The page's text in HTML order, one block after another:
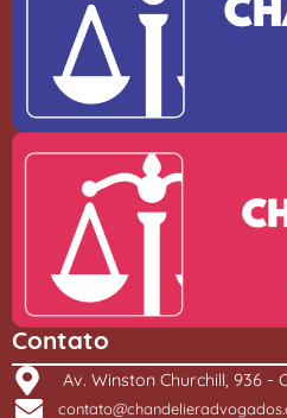
Contato
Av. Winston Churchill, 936 -